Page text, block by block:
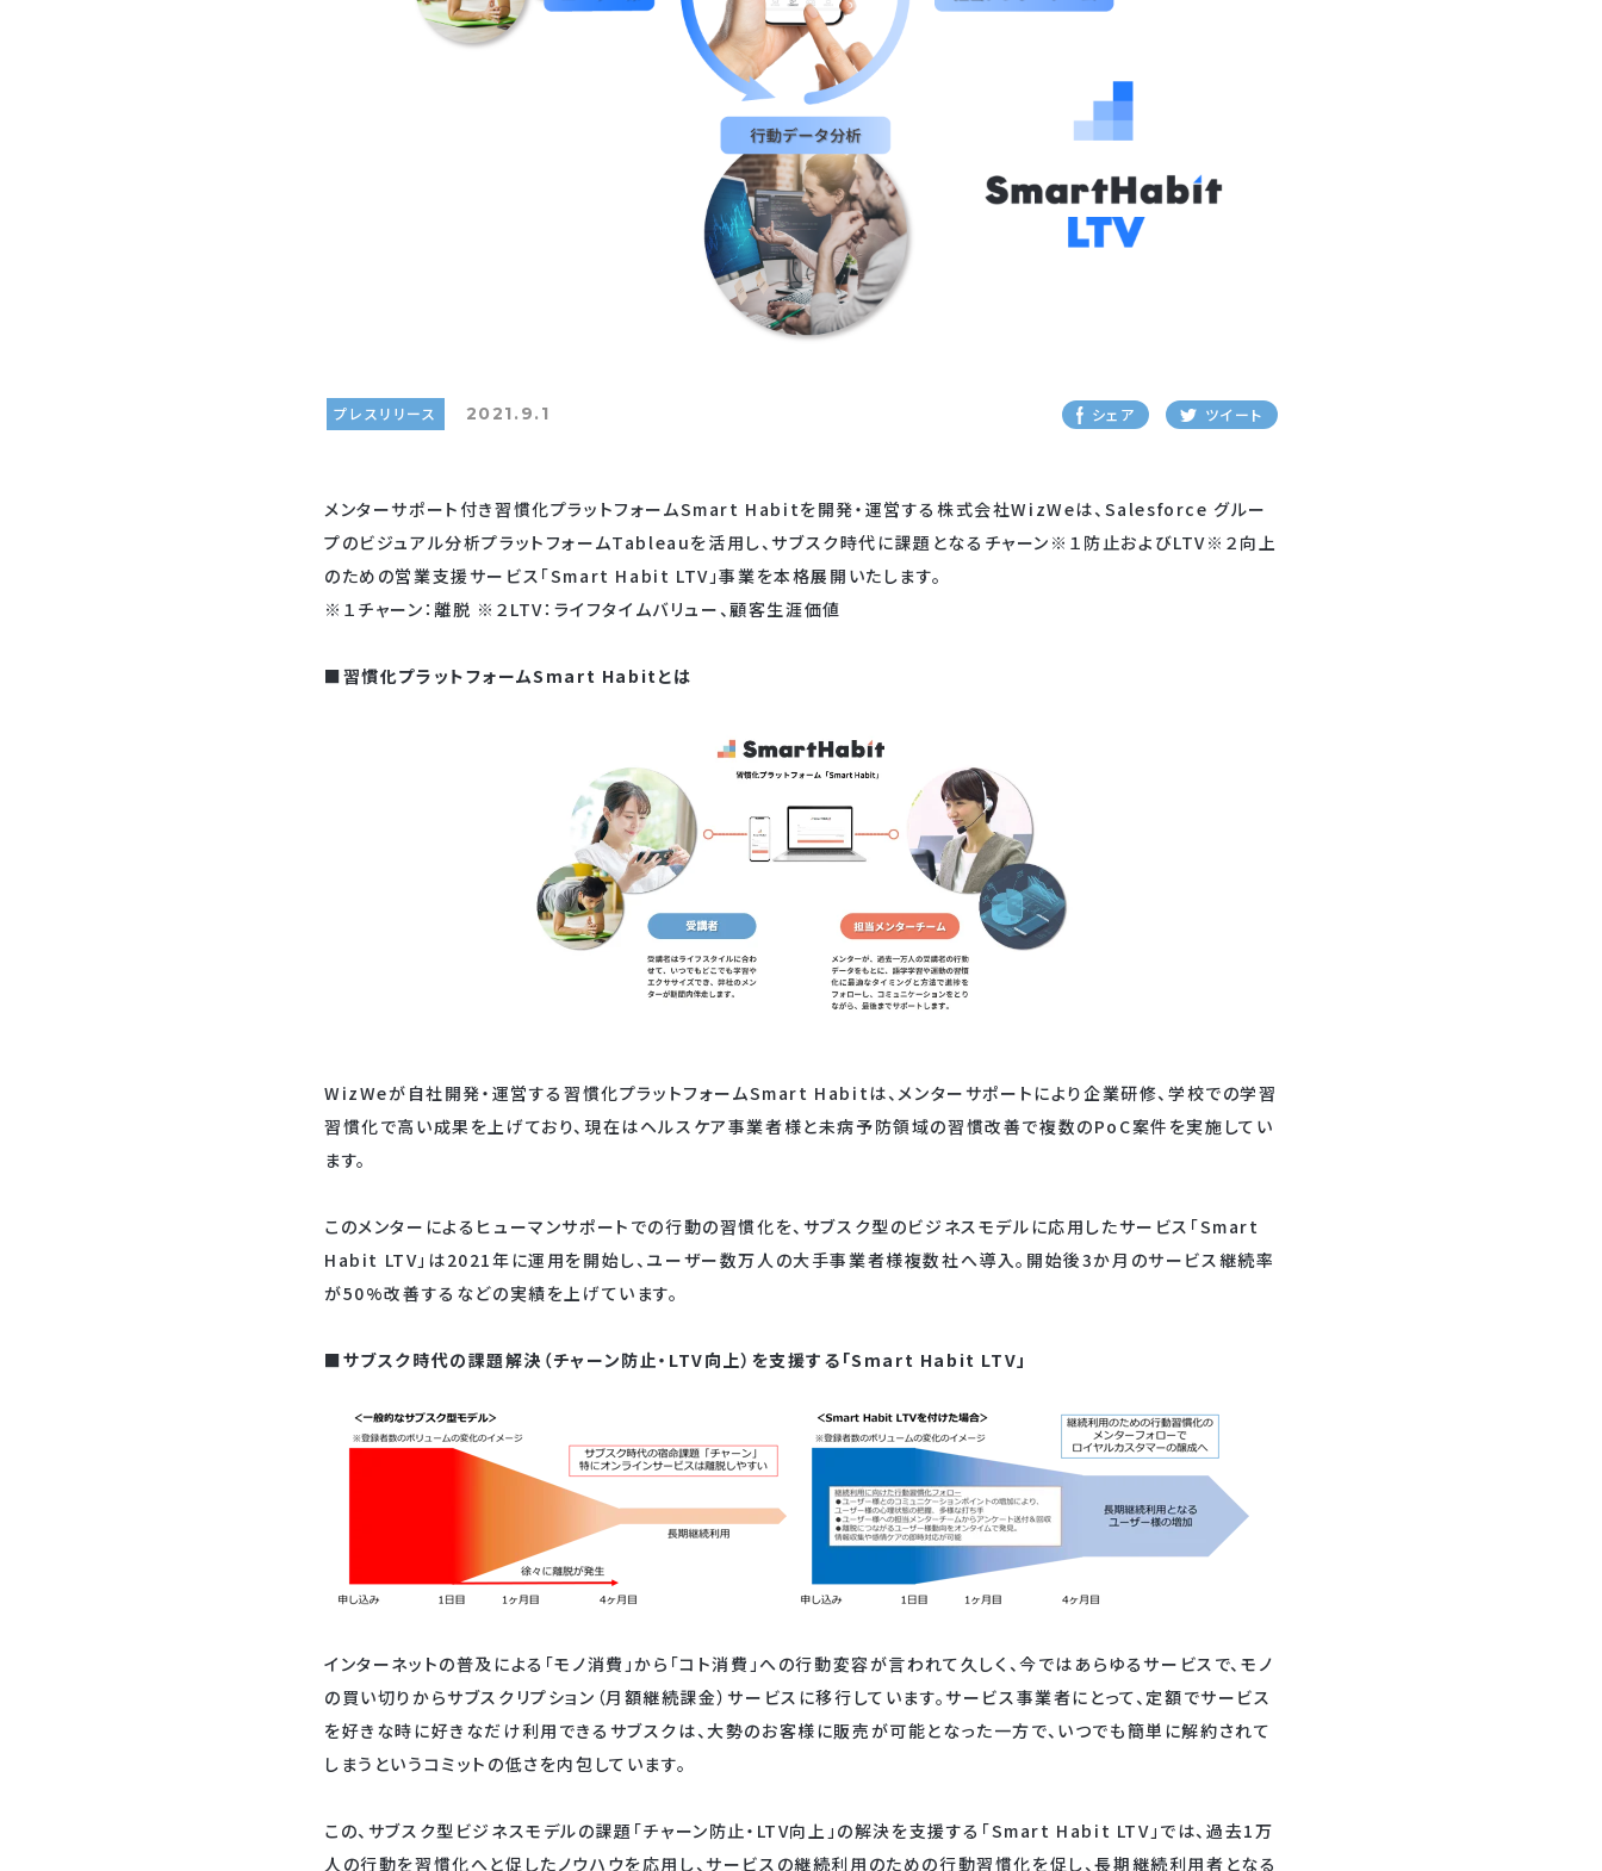
プレスリリース 2021.9.1 シェア ツイート
メンターサポート付き習慣化プラットフォームSmart Habitを開発・運営する株式会社WizWeは、Salesforce グルー
プのビジュアル分析プラットフォームTableauを活用し、サブスク時代に課題となるチャーン※１防止およびLTV※２向上
のための営業支援サービス「Smart Habit LTV」事業を本格展開いたします。
※１チャーン：離脱 ※２LTV：ライフタイムバリュー、顧客生涯価値
■習慣化プラットフォームSmart Habitとは
WizWeが自社開発・運営する習慣化プラットフォームSmart Habitは、メンターサポートにより企業研修、学校での学習
習慣化で高い成果を上げており、現在はヘルスケア事業者様と未病予防領域の習慣改善で複数のPoC案件を実施してい
ます。
このメンターによるヒューマンサポートでの行動の習慣化を、サブスク型のビジネスモデルに応用したサービス「Smart
Habit LTV」は2021年に運用を開始し、ユーザー数万人の大手事業者様複数社へ導入。開始後3か月のサービス継続率
が50%改善するなどの実績を上げています。
■サブスク時代の課題解決（チャーン防止・LTV向上）を支援する「Smart Habit LTV」
インターネットの普及による「モノ消費」から「コト消費」への行動変容が言われて久しく、今ではあらゆるサービスで、モノ
の買い切りからサブスクリプション（月額継続課金）サービスに移行しています。サービス事業者にとって、定額でサービス
を好きな時に好きなだけ利用できるサブスクは、大勢のお客様に販売が可能となった一方で、いつでも簡単に解約されて
しまうというコミットの低さを内包しています。
この、サブスク型ビジネスモデルの課題「チャーン防止・LTV向上」の解決を支援する「Smart Habit LTV」では、過去1万
人の行動を習慣化へと促したノウハウを応用し、サービスの継続利用のための行動習慣化を促し、長期継続利用者となる